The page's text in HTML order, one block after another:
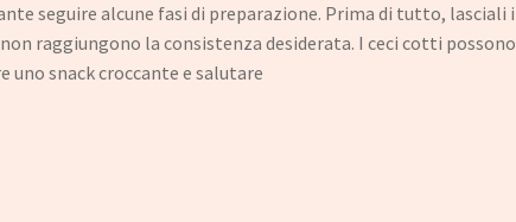
seguire alcune fasi di preparazione. Prima di tutto, lasciali
raggiungono la consistenza desiderata. I ceci cotti
uno snack croccante e salutare​